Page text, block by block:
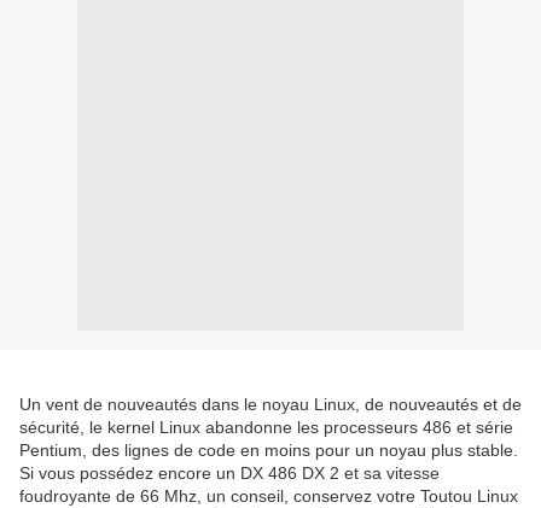
Un vent de nouveautés dans le noyau Linux, de nouveautés et de
sécurité, le kernel Linux abandonne les processeurs 486 et série
Pentium, des lignes de code en moins pour un noyau plus stable.
Si vous possédez encore un DX 486 DX 2 et sa vitesse
foudroyante de 66 Mhz, un conseil, conservez votre Toutou Linux